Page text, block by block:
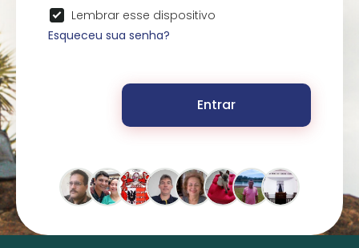
Lembrar esse dispositivo
Esqueceu sua senha?
Entrar